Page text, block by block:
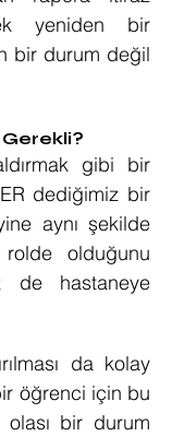
yeniden bir
bir durum değil
gibi bir
dediğimiz bir
aynı şekilde
olduğunu
de hastaneye
da kolay
öğrenci için bu
bir durum